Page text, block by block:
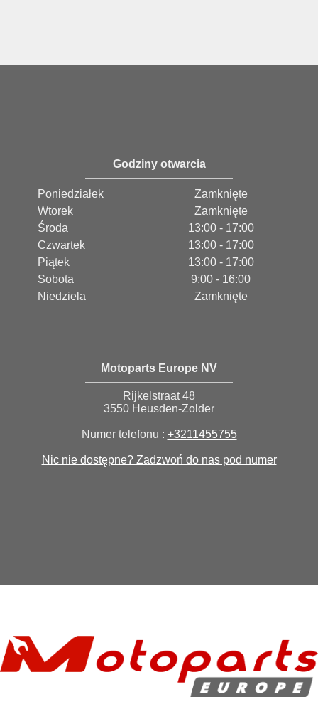
Godziny otwarcia
Poniedziałek
Zamknięte
Wtorek
Zamknięte
Środa
13:00 - 17:00
Czwartek
13:00 - 17:00
Piątek
13:00 - 17:00
Sobota
9:00 - 16:00
Niedziela
Zamknięte
Motoparts Europe NV
Rijkelstraat 48
3550 Heusden-Zolder
Numer telefonu : +3211455755
Nic nie dostępne? Zadzwoń do nas pod numer